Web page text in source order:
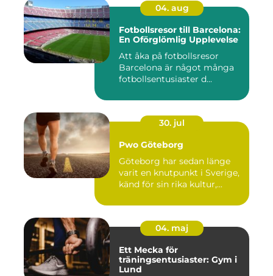
04. aug
Fotbollsresor till Barcelona:
En Oförglömlig Upplevelse
Att åka på fotbollsresor
Barcelona är något många
fotbollsentusiaster d...
30. jul
Pwo Göteborg
Göteborg har sedan länge
varit en knutpunkt i Sverige,
känd för sin rika kultur,...
04. maj
Ett Mecka för
träningsentusiaster: Gym i
Lund